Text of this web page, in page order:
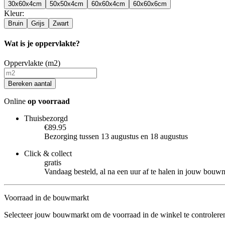
30x60x4cm 50x50x4cm 60x60x4cm 60x60x6cm
Kleur:
Bruin Grijs Zwart
Wat is je oppervlakte?
Oppervlakte (m2)
Bereken aantal
Online op voorraad
Thuisbezorgd
€89.95
Bezorging tussen 13 augustus en 18 augustus
Click & collect
gratis
Vandaag besteld, al na een uur af te halen in jouw
Voorraad in de bouwmarkt
Selecteer jouw bouwmarkt om de voorraad in de winkel te